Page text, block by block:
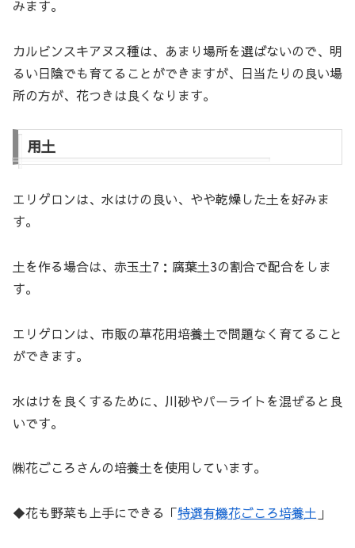
みます。
カルビンスキアヌス種は、あまり場所を選ばないので、明
るい日陰でも育てることができますが、日当たりの良い場
所の方が、花つきは良くなります。
用土
エリゲロンは、水はけの良い、やや乾燥した土を好みま
す。
土を作る場合は、赤玉土7：腐葉土3の割合で配合をしま
す。
エリゲロンは、市販の草花用培養土で問題なく育てること
ができます。
水はけを良くするために、川砂やパーライトを混ぜると良
いです。
㈱花ごころさんの培養土を使用しています。
◆花も野菜も上手にできる「特選有機花ごころ培養土 」